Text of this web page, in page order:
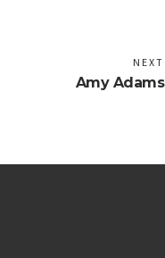
Amy Adams
NEXT